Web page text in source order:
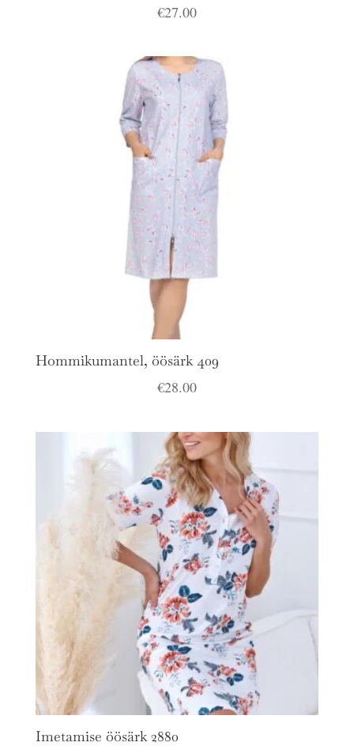
€27.00
Hommikumantel, öösärk 409
€28.00
Imetamise öösärk 2880